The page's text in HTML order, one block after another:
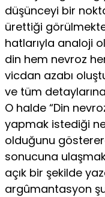
düşünceyi bir
ürettiği
hatlarıyla analoji
din hem nevroz
vicdan azabı
ve tüm
O halde “Din
yapmak istedi­ği
olduğunu
sonucuna
açık bir şekilde
argûmantasyon